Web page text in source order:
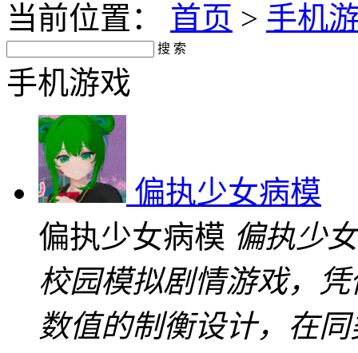
当前位置： 首页 > 手机
搜 索
手机游戏
偏执少女病模
偏执少女病模 偏执少
校园模拟剧情游戏，
数值的制衡设计，在